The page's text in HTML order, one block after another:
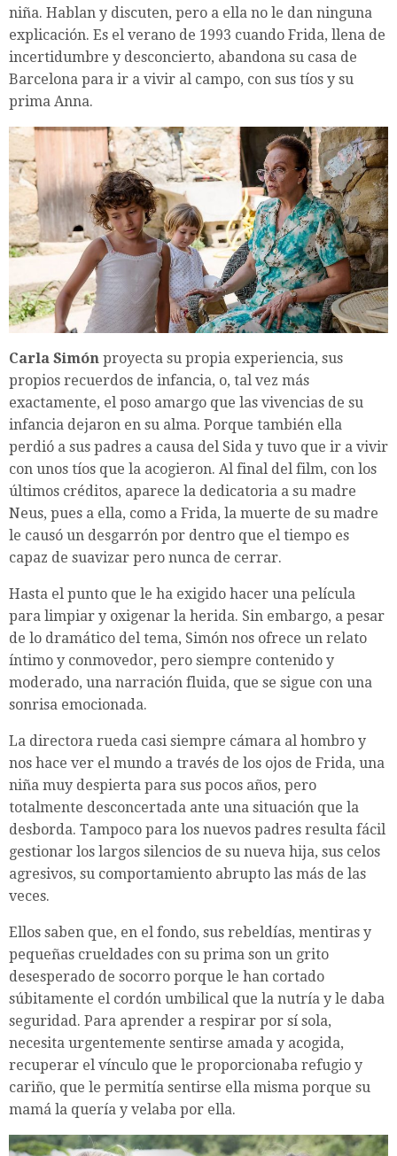
niña. Hablan y discuten, pero a ella no le dan ninguna
explicación. Es el verano de 1993 cuando Frida, llena de
incertidumbre y desconcierto, abandona su casa de
Barcelona para ir a vivir al campo, con sus tíos y su
prima Anna.
Carla Simón proyecta su propia experiencia, sus
propios recuerdos de infancia, o, tal vez más
exactamente, el poso amargo que las vivencias de su
infancia dejaron en su alma. Porque también ella
perdió a sus padres a causa del Sida y tuvo que ir a vivir
con unos tíos que la acogieron. Al final del film, con los
últimos créditos, aparece la dedicatoria a su madre
Neus, pues a ella, como a Frida, la muerte de su madre
le causó un desgarrón por dentro que el tiempo es
capaz de suavizar pero nunca de cerrar.
Hasta el punto que le ha exigido hacer una película
para limpiar y oxigenar la herida. Sin embargo, a pesar
de lo dramático del tema, Simón nos ofrece un relato
íntimo y conmovedor, pero siempre contenido y
moderado, una narración fluida, que se sigue con una
sonrisa emocionada.
La directora rueda casi siempre cámara al hombro y
nos hace ver el mundo a través de los ojos de Frida, una
niña muy despierta para sus pocos años, pero
totalmente desconcertada ante una situación que la
desborda. Tampoco para los nuevos padres resulta fácil
gestionar los largos silencios de su nueva hija, sus celos
agresivos, su comportamiento abrupto las más de las
veces.
Ellos saben que, en el fondo, sus rebeldías, mentiras y
pequeñas crueldades con su prima son un grito
desesperado de socorro porque le han cortado
súbitamente el cordón umbilical que la nutría y le daba
seguridad. Para aprender a respirar por sí sola,
necesita urgentemente sentirse amada y acogida,
recuperar el vínculo que le proporcionaba refugio y
cariño, que le permitía sentirse ella misma porque su
mamá la quería y velaba por ella.